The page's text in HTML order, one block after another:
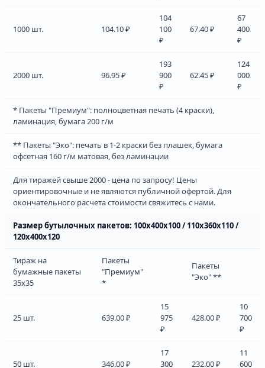
1000 шт. 104.10 ₽
104
100
₽
67.40 ₽
67
400
₽
2000 шт. 96.95 ₽
193
900
₽
62.45 ₽
124
000
₽
* Пакеты "Премиум": полноцветная печать (4 краски),
ламинация, бумага 200 г/м
** Пакеты "Эко": печать в 1-2 краски без плашек, бумага
офсетная 160 г/м матовая, без ламинации
Для тиражей свыше 2000 - цена по запросу! Цены
ориентировочные и не являются публичной офертой. Для
окончательного расчета стоимости свяжитесь с нами.
Размер бутылочных пакетов: 100х400х100 / 110х360х110 /
120х400х120
Тираж на
бумажные пакеты
35х35
Пакеты
"Премиум"
*
Пакеты
"Эко" **
25 шт. 639.00 ₽
15
975
₽
428.00 ₽
10
700
₽
50 шт. 346.00 ₽
17
300
232.00 ₽
11
600